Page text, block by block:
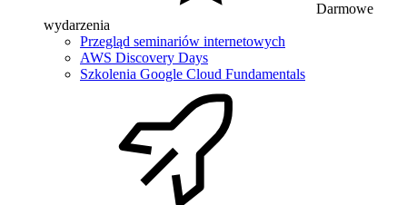
Darmowe
wydarzenia
Przegląd seminariów internetowych
AWS Discovery Days
Szkolenia Google Cloud Fundamentals